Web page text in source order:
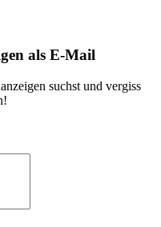
als E-Mail
suchst und vergiss